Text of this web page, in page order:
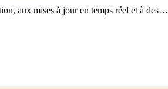
aux mises à jour en temps réel et à des…